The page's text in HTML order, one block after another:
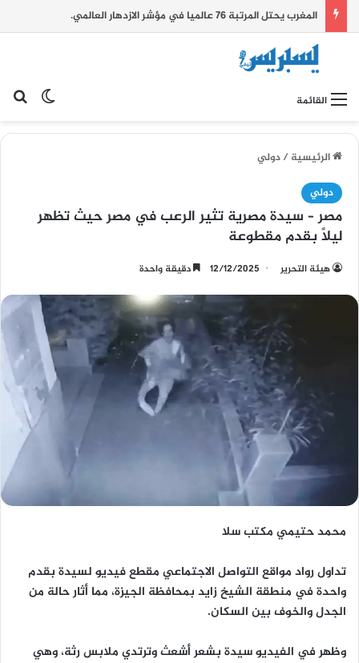
المغرب يحتل المرتبة 76 عالميا في مؤشر الازدهار العالمي.
القائمة
الرئيسية/دولي
دولي
مصر – سيدة مصرية تثير الرعب في مصر حيث تظهر
ليلًا بقدم مقطوعة
هيئة التحرير 12/12/2025 دقيقة واحدة
محمد حتيمي مكتب سلا
تداول رواد مواقع التواصل الاجتماعي مقطع فيديو لسيدة بقدم
واحدة في منطقة الشيخ زايد بمحافظة الجيزة، مما أثار حالة من
الجدل والخوف بين السكان.⁣
وظهر في الفيديو سيدة بشعر أشعث وترتدي ملابس رثة، وهي